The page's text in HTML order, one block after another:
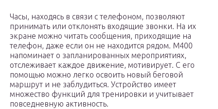
Часы, находясь в связи с телефоном, позволяют
принимать или отклонять входящие звонки. На их
экране можно читать сообщения, приходящие на
телефон, даже если он не находится рядом. M400
напоминает о запланированных мероприятиях,
отслеживает каждое движение, мотивирует. С его
помощью можно легко освоить новый беговой
маршрут и не заблудиться. Устройство имеет
множество функций для тренировки и учитывает
повседневную активность.